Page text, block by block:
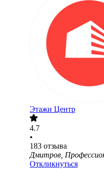
Этажи Центр
4.7
•
183 отзыва
Дмитров,
Откликнуться